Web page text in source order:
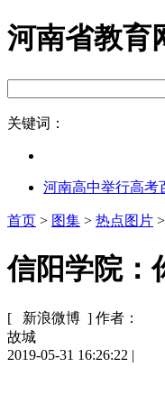
河南省教育
关键词：
河南高中举行高考
首页 > 图集 > 热点图片 >
信阳学院：
[ 新浪微博 ] 作者：
故城
2019-05-31 16:26:22 |